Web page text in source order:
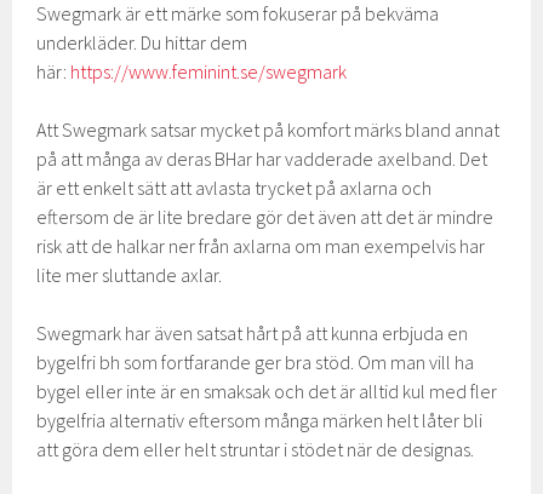
Swegmark är ett märke som fokuserar på bekväma
underkläder. Du hittar dem
här: https://www.feminint.se/swegmark
Att Swegmark satsar mycket på komfort märks bland annat
på att många av deras BHar har vadderade axelband. Det
är ett enkelt sätt att avlasta trycket på axlarna och
eftersom de är lite bredare gör det även att det är mindre
risk att de halkar ner från axlarna om man exempelvis har
lite mer sluttande axlar.
Swegmark har även satsat hårt på att kunna erbjuda en
bygelfri bh som fortfarande ger bra stöd. Om man vill ha
bygel eller inte är en smaksak och det är alltid kul med fler
bygelfria alternativ eftersom många märken helt låter bli
att göra dem eller helt struntar i stödet när de designas.